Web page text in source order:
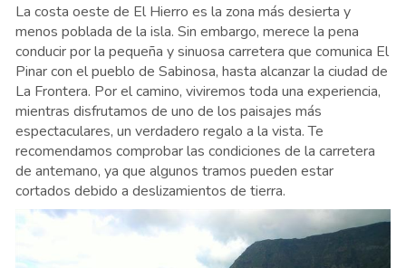
La costa oeste de El Hierro es la zona más desierta y
menos poblada de la isla. Sin embargo, merece la pena
conducir por la pequeña y sinuosa carretera que comunica El
Pinar con el pueblo de Sabinosa, hasta alcanzar la ciudad de
La Frontera. Por el camino, viviremos toda una experiencia,
mientras disfrutamos de uno de los paisajes más
espectaculares, un verdadero regalo a la vista. Te
recomendamos comprobar las condiciones de la carretera
de antemano, ya que algunos tramos pueden estar
cortados debido a deslizamientos de tierra.